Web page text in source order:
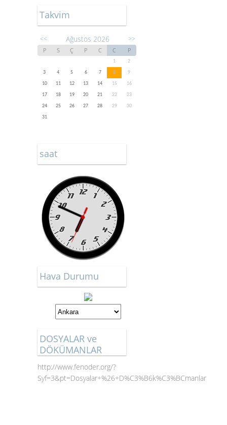
Takvim
<< Ağustos 2026 >>
P S Ç P C C P
1
2
3
4 5 6 7 8
9
10
11 12 13 14 15
16
17
18 19 20 21 22
23
24
25 26 27 28 29
30
31
saat
Hava Durumu
DOSYALAR ve
DÖKÜMANLAR
http://www.fenoder.org/?
Syf=3&pt=Dosyalar+%26+D%C3%B6k%C3%BCmanlar